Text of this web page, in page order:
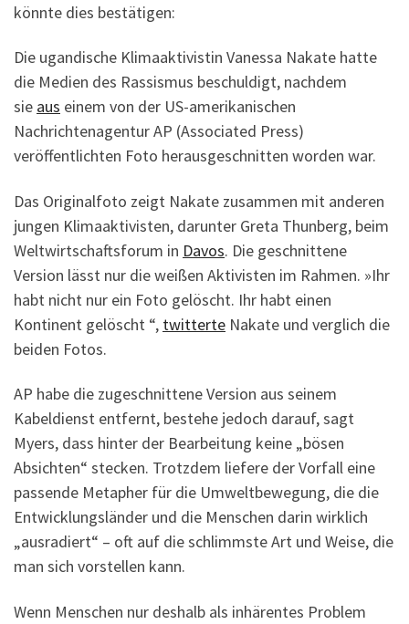
könnte dies bestätigen:
Die ugandische Klimaaktivistin Vanessa Nakate hatte
die Medien des Rassismus beschuldigt, nachdem
sie aus einem von der US-amerikanischen
Nachrichtenagentur AP (Associated Press)
veröffentlichten Foto herausgeschnitten worden war.
Das Originalfoto zeigt Nakate zusammen mit anderen
jungen Klimaaktivisten, darunter Greta Thunberg, beim
Weltwirtschaftsforum in Davos. Die geschnittene
Version lässt nur die weißen Aktivisten im Rahmen. »Ihr
habt nicht nur ein Foto gelöscht. Ihr habt einen
Kontinent gelöscht “, twitterte Nakate und verglich die
beiden Fotos.
AP habe die zugeschnittene Version aus seinem
Kabeldienst entfernt, bestehe jedoch darauf, sagt
Myers, dass hinter der Bearbeitung keine „bösen
Absichten“ stecken. Trotzdem liefere der Vorfall eine
passende Metapher für die Umweltbewegung, die die
Entwicklungsländer und die Menschen darin wirklich
„ausradiert“ – oft auf die schlimmste Art und Weise, die
man sich vorstellen kann.
Wenn Menschen nur deshalb als inhärentes Problem